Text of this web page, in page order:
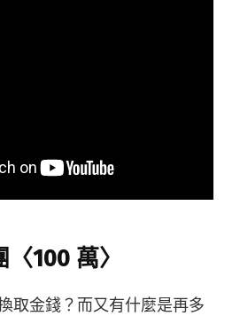
100 萬〉
取金錢？而又有什麼是再多